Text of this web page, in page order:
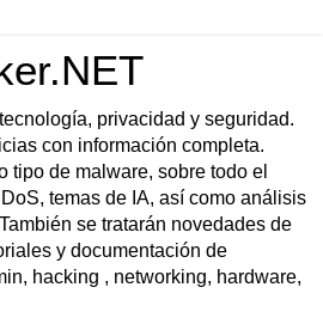
privacidad y seguridad.
con información completa.
tipo de malware, sobre todo el
temas de IA, así como análisis
se tratarán novedades de
y documentación de
hacking , networking, hardware,